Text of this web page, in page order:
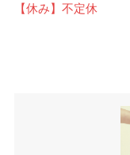
【休み】不定休